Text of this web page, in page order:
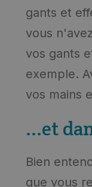
gants et
vous
vos gants
exemple.
vos mains
...et
Bien
que vous